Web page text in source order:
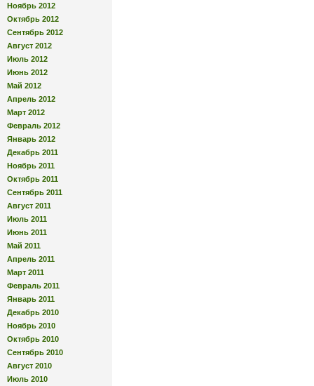
Ноябрь 2012
Октябрь 2012
Сентябрь 2012
Август 2012
Июль 2012
Июнь 2012
Май 2012
Апрель 2012
Март 2012
Февраль 2012
Январь 2012
Декабрь 2011
Ноябрь 2011
Октябрь 2011
Сентябрь 2011
Август 2011
Июль 2011
Июнь 2011
Май 2011
Апрель 2011
Март 2011
Февраль 2011
Январь 2011
Декабрь 2010
Ноябрь 2010
Октябрь 2010
Сентябрь 2010
Август 2010
Июль 2010